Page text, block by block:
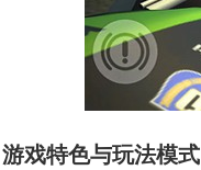
游戏特色与玩法模式